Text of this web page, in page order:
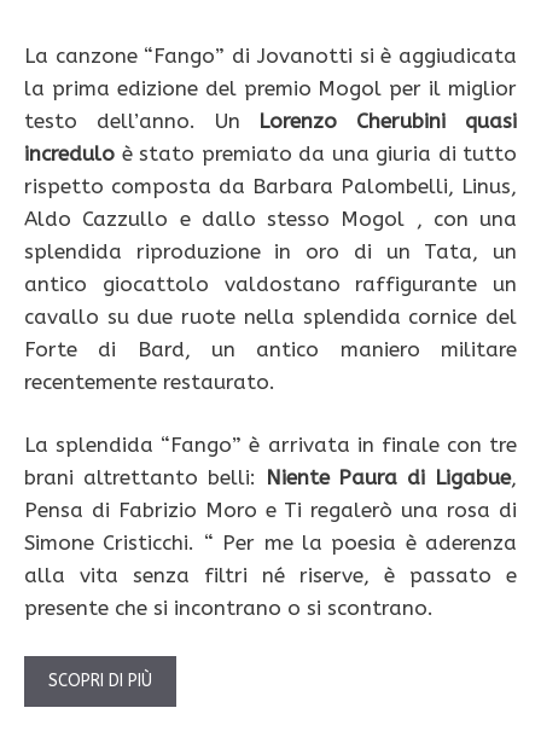
La canzone “Fango” di Jovanotti si è aggiudicata
la prima edizione del premio Mogol per il miglior
testo dell’anno. Un Lorenzo Cherubini quasi
incredulo è stato premiato da una giuria di tutto
rispetto composta da Barbara Palombelli, Linus,
Aldo Cazzullo e dallo stesso Mogol , con una
splendida riproduzione in oro di un Tata, un
antico giocattolo valdostano raffigurante un
cavallo su due ruote nella splendida cornice del
Forte di Bard, un antico maniero militare
recentemente restaurato.
La splendida “Fango” è arrivata in finale con tre
brani altrettanto belli: Niente Paura di Ligabue,
Pensa di Fabrizio Moro e Ti regalerò una rosa di
Simone Cristicchi. “ Per me la poesia è aderenza
alla vita senza filtri né riserve, è passato e
presente che si incontrano o si scontrano.
SCOPRI DI PIÙ